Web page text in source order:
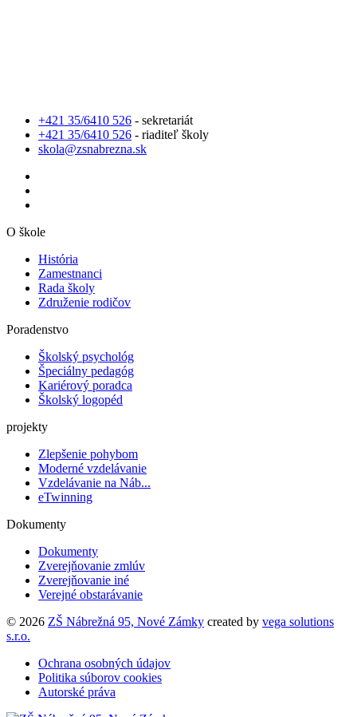
+421 35/6410 526 - sekretariát
+421 35/6410 526 - riaditeľ školy
skola@zsnabrezna.sk
O škole
História
Zamestnanci
Rada školy
Združenie rodičov
Poradenstvo
Školský psychológ
Špeciálny pedagóg
Kariérový poradca
Školský logopéd
projekty
Zlepšenie pohybom
Moderné vzdelávanie
Vzdelávanie na Náb...
eTwinning
Dokumenty
Dokumenty
Zverejňovanie zmlúv
Zverejňovanie iné
Verejné obstarávanie
© 2026 ZŠ Nábrežná 95, Nové Zámky created by vega solutions
s.r.o.
Ochrana osobných údajov
Politika súborov cookies
Autorské práva